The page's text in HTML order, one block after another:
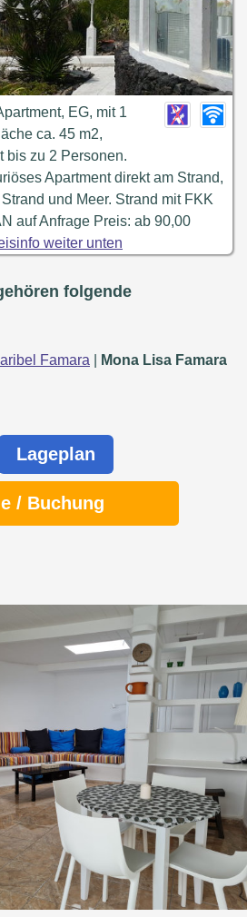
EG, mit 1
ca. 45 m2,
bis zu 2 Personen.
Apartment direkt am Strand,
und Meer. Strand mit FKK
auf Anfrage Preis: ab 90,00
weiter unten
folgende
Famara
Mona Lisa Famara
Lageplan
/ Buchung